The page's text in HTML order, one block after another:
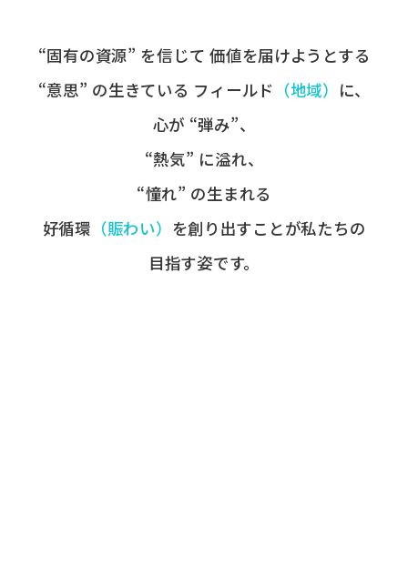
“固有の​資源” を​信じて 価値を​届けようとする​
“意思” の​生きている フィールド ​（地域） に、
心が​ “弾み”、
“熱気” に​溢れ、
“憧れ” の​生まれる
好循環 ​（賑わい） を​創り出すことが​私たちの​
目指す姿です。​